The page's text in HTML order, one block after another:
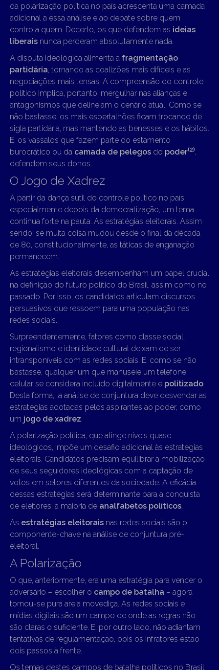
da polarização política no país acrescenta uma camada
adicional a essa análise e ao debate sobre quem
controla quem. Decerto, os que defendem as ideias
liberais nunca perderam absolutamente nada.
A disputa ideológica alimenta a fragmentação
partidária, tornando as coalizões mais difíceis e as
negociações mais tensas. A compreensão do controle
político implica, portanto, mergulhar nas alianças e
antagonismos que delineiam o cenário atual. Como se
não bastasse, os mais espertalhões ficam trocando de
sigla partidária, mas mantendo as benesses e os hábitos.
E, os vassalos que fazem parte do estamento
burocrático ou da camada de pelegos do poder(2),
defendem seus donos.
O Jogo de Xadrez
A partir da dança sutil do controle político no país,
especialmente depois da democratização, um tema
continua forte na pauta: As estratégias eleitorais. Assim
sendo, se muita coisa mudou desde o final da década
de 80, constitucionalmente, as táticas de enganação
permanecem.
As estratégias eleitorais desempenham um papel crucial
na definição do futuro político do Brasil, assim como no
passado. Por isso, os candidatos articulam discursos
persuasivos que ressoem para uma população nas
redes sociais.
Surpreendentemente, fatores como classe social,
regionalismo e identidade cultural deixam de ser
intransponíveis com as redes sociais. E, como se não
bastasse, qualquer um que manuseie um telefone
celular se considera incluído digitalmente e politizado.
Desta forma, a análise de conjuntura deve desvendar as
estratégias adotadas pelos aspirantes ao poder, como
um jogo de xadrez.
A polarização política, que atinge níveis quase
ideológicos, impõe um desafio adicional às estratégias
eleitorais. Candidatos precisam equilibrar a mobilização
de seus seguidores ideológicas com a captação de
votos em setores diferentes da sociedade. A eficácia
dessas estratégias será determinante para a conquista
de eleitores, a maioria de analfabetos políticos.
As estratégias eleitorais nas redes sociais são o
componente-chave na análise de conjuntura pré-
eleitoral.
A Polarização
O que, anteriormente, era uma estratégia para vencer o
adversário – escolher o campo de batalha – agora
tornou-se pura areia movediça. As redes sociais e
mídias digitais são um campo de onde as regras não
são claras o suficiente. E, por outro lado, não adiantam
tentativas de regulamentação, pois os infratores estão
dois passos à frente.
Os temas destes campos de batalha políticos no Brasil